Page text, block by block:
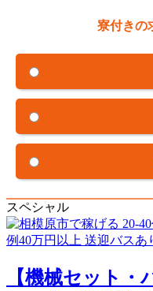
寮付きの
スペシャル
【機械セット